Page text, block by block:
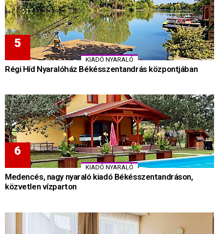
KIADÓ NYARALÓ
Régi Híd Nyaralóház Békésszentandrás központjában
KIADÓ NYARALÓ
Medencés, nagy nyaraló kiadó Békésszentandráson,
közvetlen vízparton